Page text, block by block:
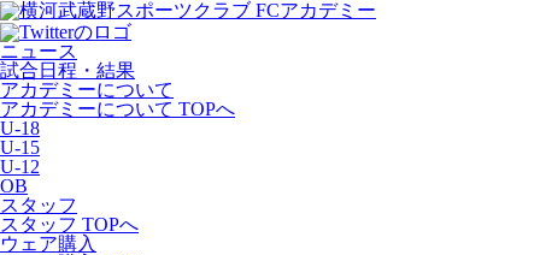
ニュース
試合日程・結果
アカデミーについて
アカデミーについて TOPへ
U-18
U-15
U-12
OB
スタッフ
スタッフ TOPへ
ウェア購入